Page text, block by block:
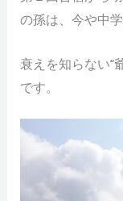
の孫は、今や中学
衰えを知らない“
です。